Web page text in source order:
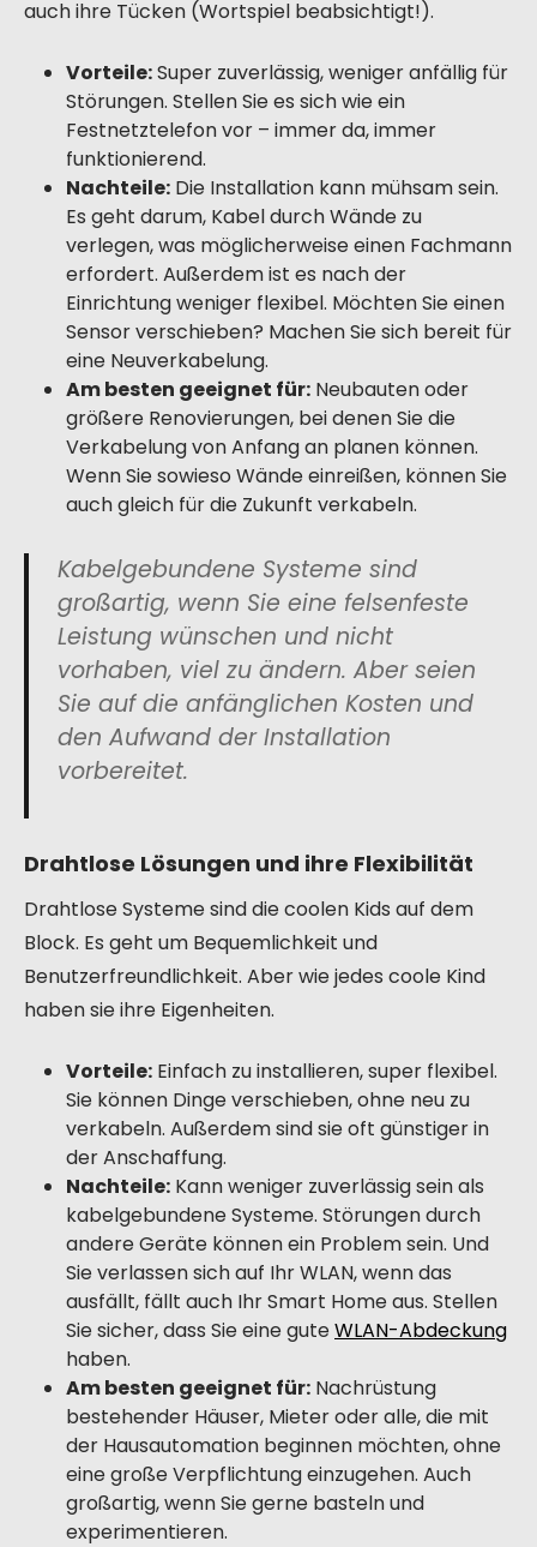
auch ihre Tücken (Wortspiel beabsichtigt!).
Vorteile:Super zuverlässig, weniger anfällig für
Störungen. Stellen Sie es sich wie ein
Festnetztelefon vor – immer da, immer
funktionierend.
Nachteile: Die Installation kann mühsam sein.
Es geht darum, Kabel durch Wände zu
verlegen, was möglicherweise einen Fachmann
erfordert. Außerdem ist es nach der
Einrichtung weniger flexibel. Möchten Sie einen
Sensor verschieben? Machen Sie sich bereit für
eine Neuverkabelung.
Am besten geeignet für: Neubauten oder
größere Renovierungen, bei denen Sie die
Verkabelung von Anfang an planen können.
Wenn Sie sowieso Wände einreißen, können Sie
auch gleich für die Zukunft verkabeln.
Kabelgebundene Systeme sind
großartig, wenn Sie eine felsenfeste
Leistung wünschen und nicht
vorhaben, viel zu ändern. Aber seien
Sie auf die anfänglichen Kosten und
den Aufwand der Installation
vorbereitet.
Drahtlose Lösungen und ihre Flexibilität
Drahtlose Systeme sind die coolen Kids auf dem
Block. Es geht um Bequemlichkeit und
Benutzerfreundlichkeit. Aber wie jedes coole Kind
haben sie ihre Eigenheiten.
Vorteile: Einfach zu installieren, super flexibel.
Sie können Dinge verschieben, ohne neu zu
verkabeln. Außerdem sind sie oft günstiger in
der Anschaffung.
Nachteile: Kann weniger zuverlässig sein als
kabelgebundene Systeme. Störungen durch
andere Geräte können ein Problem sein. Und
Sie verlassen sich auf Ihr WLAN, wenn das
ausfällt, fällt auch Ihr Smart Home aus. Stellen
Sie sicher, dass Sie eine guteWLAN-Abdeckung
haben.
Am besten geeignet für: Nachrüstung
bestehender Häuser, Mieter oder alle, die mit
der Hausautomation beginnen möchten, ohne
eine große Verpflichtung einzugehen. Auch
großartig, wenn Sie gerne basteln und
experimentieren.